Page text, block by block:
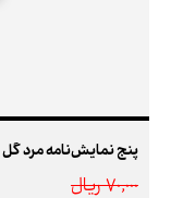
70,000 ريال